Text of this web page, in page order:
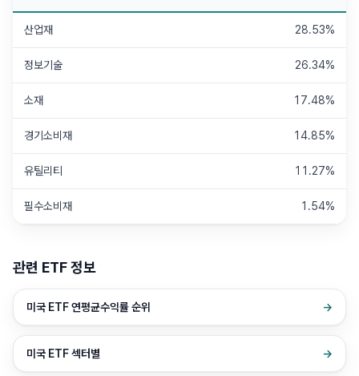
산업재 28.53%
정보기술 26.34%
소재 17.48%
경기소비재 14.85%
유틸리티 11.27%
필수소비재 1.54%
관련 ETF 정보
미국 ETF 연평균수익률 순위 →
미국 ETF 섹터별 →